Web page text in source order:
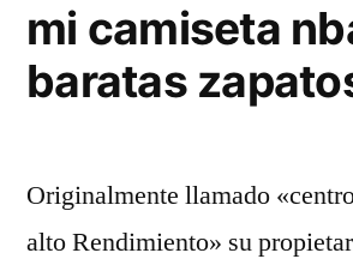
mi camiseta
baratas
Originalmente llamado
alto Rendimiento» su